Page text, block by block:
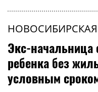
Экс-начальница
ребенка без
условным